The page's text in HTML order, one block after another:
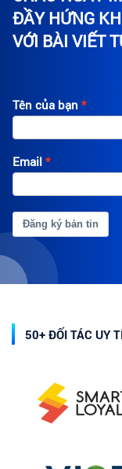
ĐẦY HỨNG
VỚI BÀI VIẾT
Tên của bạn
Email
Đăng ký bản tin
50+ ĐỐI TÁC UY